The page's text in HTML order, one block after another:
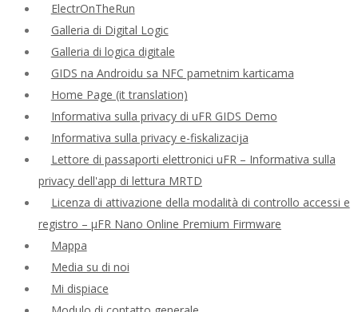
ElectrOnTheRun
Galleria di Digital Logic
Galleria di logica digitale
GIDS na Androidu sa NFC pametnim karticama
Home Page (it translation)
Informativa sulla privacy di uFR GIDS Demo
Informativa sulla privacy e-fiskalizacija
Lettore di passaporti elettronici uFR – Informativa sulla
privacy dell'app di lettura MRTD
Licenza di attivazione della modalità di controllo accessi e
registro – μFR Nano Online Premium Firmware
Mappa
Media su di noi
Mi dispiace